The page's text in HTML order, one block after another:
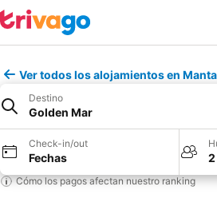
Ver todos los alojamientos en Manta
Destino
Golden Mar
Check-in/out
Fechas
Cómo los pagos afectan nuestro ranking